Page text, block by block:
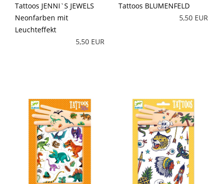
Tattoos JENNI`S JEWELS
Neonfarben mit
Leuchteffekt
5,50 EUR
Tattoos BLUMENFELD
5,50 EUR